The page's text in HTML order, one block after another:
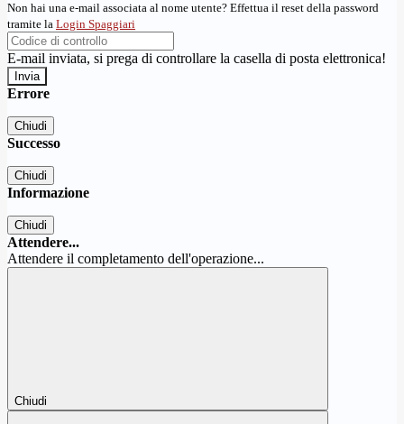
Non hai una e-mail associata al nome utente? Effettua il reset della password
tramite la Login Spaggiari
E-mail inviata, si prega di controllare la casella di posta elettronica!
Errore
Chiudi
Successo
Chiudi
Informazione
Chiudi
Attendere...
Attendere il completamento dell'operazione...
Chiudi